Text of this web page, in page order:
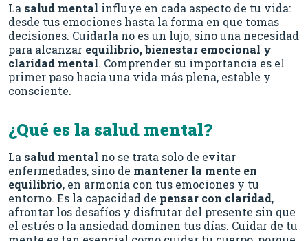
La salud mental influye en cada aspecto de tu vida:
desde tus emociones hasta la forma en que tomas
decisiones. Cuidarla no es un lujo, sino una necesidad
para alcanzar equilibrio, bienestar emocional y
claridad mental. Comprender su importancia es el
primer paso hacia una vida más plena, estable y
consciente.
¿Qué es la salud mental?
La salud mental no se trata solo de evitar
enfermedades, sino de mantener la mente en
equilibrio, en armonía con tus emociones y tu
entorno. Es la capacidad de pensar con claridad,
afrontar los desafíos y disfrutar del presente sin que
el estrés o la ansiedad dominen tus días. Cuidar de tu